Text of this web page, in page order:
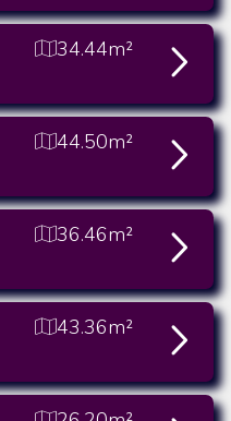
34.44m²
44.50m²
36.46m²
43.36m²